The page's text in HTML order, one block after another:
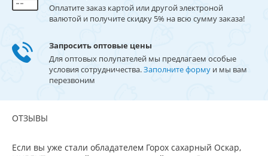
Оплатите заказ картой или другой электроной
валютой и получите скидку 5% на всю сумму заказа!
Запросить оптовые цены
Для оптовых полупателей мы предлагаем особые
условия сотрудничества.Заполните форму и мы вам
перезвоним
ОТЗЫВЫ
Если вы уже стали обладателем Горох сахарный Оскар,